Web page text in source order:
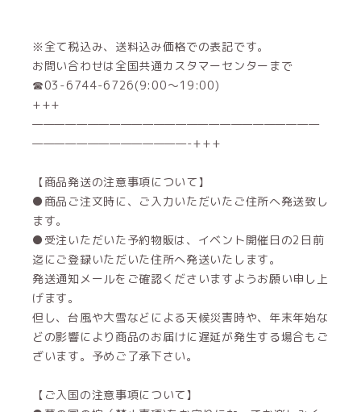
※全て税込み、送料込み価格での表記です。
お問い合わせは全国共通カスタマーセンターまで
☎03-6744-6726(9:00～19:00)
+++
——————————————————————————
——————————————-+++
【商品発送の注意事項について】
●商品ご注文時に、ご入力いただいたご住所へ発送致し
ます。
●受注いただいた予約物販は、イベント開催日の2日前
迄にご登録いただいた住所へ発送いたします。
発送通知メールをご確認くださいますようお願い申し上
げます。
但し、台風や大雪などによる天候災害時や、年末年始な
どの影響により商品のお届けに遅延が発生する場合もご
ざいます。予めご了承下さい。
【ご入国の注意事項について】